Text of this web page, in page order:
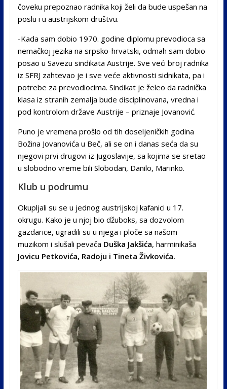
čoveku prepoznao radnika koji želi da bude uspešan na
poslu i u austrijskom društvu.
-Kada sam dobio 1970. godine diplomu prevodioca sa
nemačkoj jezika na srpsko-hrvatski, odmah sam dobio
posao u Savezu sindikata Austrije. Sve veći broj radnika
iz SFRJ zahtevao je i sve veće aktivnosti sidnikata, pa i
potrebe za prevodiocima. Sindikat je želeo da radnička
klasa iz stranih zemalja bude disciplinovana, vredna i
pod kontrolom države Austrije – priznaje Jovanović.
Puno je vremena prošlo od tih doseljeničkih godina
Božina Jovanovića u Beč, ali se on i danas seća da su
njegovi prvi drugovi iz Jugoslavije, sa kojima se sretao
u slobodno vreme bili Slobodan, Danilo, Marinko.
Klub u podrumu
Okupljali su se u jednog austrijskoj kafanici u 17.
okrugu. Kako je u njoj bio džuboks, sa dozvolom
gazdarice, ugradili su u njega i ploče sa našom
muzikom i slušali pevača Duška Jakšića, harminikaša
Jovicu Petkovića, Radoju i Tineta Živkovića.